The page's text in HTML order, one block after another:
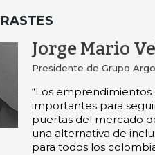
Jorge Mario
Presidente de Grupo
“Los emprendimientos
importantes para
puertas del mercado
una alternativa de
para todos los